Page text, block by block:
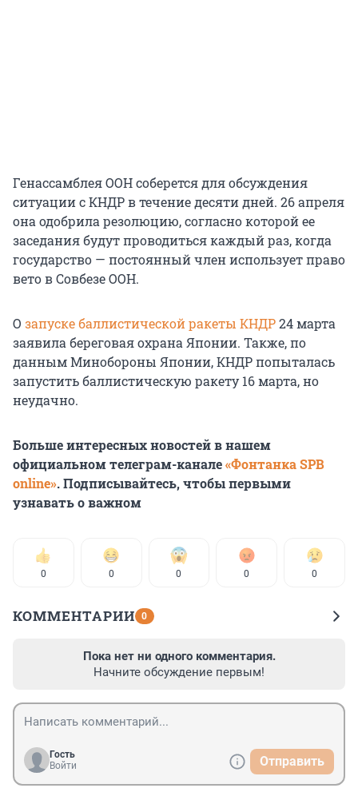
Генассамблея ООН соберется для обсуждения
ситуации с КНДР в течение десяти дней. 26 апреля
она одобрила резолюцию, согласно которой ее
заседания будут проводиться каждый раз, когда
государство — постоянный член использует право
вето в Совбезе ООН.
О запуске баллистической ракеты КНДР24 марта
заявила береговая охрана Японии. Также, по
данным Минобороны Японии, КНДР попыталась
запустить баллистическую ракету 16 марта, но
неудачно.
Больше интересных новостей в нашем
официальном телеграм-канале«Фонтанка SPB
online». Подписывайтесь, чтобы первыми
узнавать о важном
0 0 0 0 0
КОММЕНТАРИИ 0
Пока нет ни одного комментария.
Начните обсуждение первым!
Гость
Войти
Отправить